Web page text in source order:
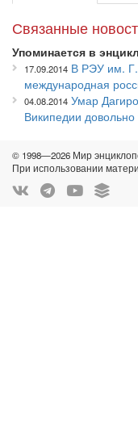
Связанные
Упоминается в
17.09.2014 В РЭУ им.
международная
04.08.2014 Умар
Википедии
© 1998—2026 Мир
При использовании